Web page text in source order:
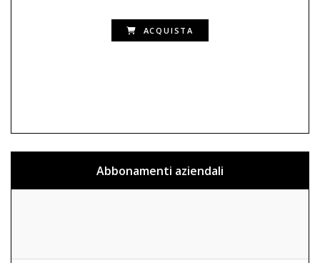
ACQUISTA
Abbonamenti aziendali